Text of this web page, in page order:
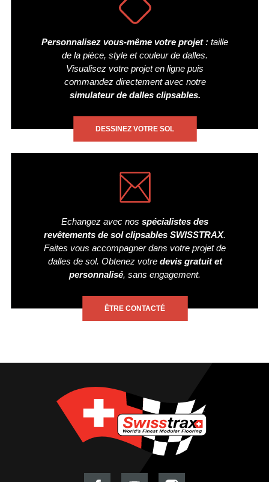
Personnalisez vous-même votre projet : taille
de la pièce, style et couleur de dalles.
Visualisez votre projet en ligne puis
commandez directement avec notre
simulateur de dalles clipsables.
DESSINEZ VOTRE SOL
Echangez avec nos spécialistes des
revêtements de sol clipsables SWISSTRAX.
Faites vous accompagner dans votre projet de
dalles de sol. Obtenez votre devis gratuit et
personnalisé, sans engagement.
ÊTRE CONTACTÉ